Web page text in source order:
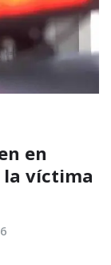
en
la víctima